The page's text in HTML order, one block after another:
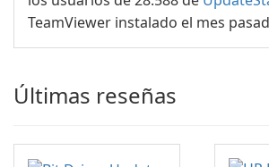
TeamViewer instalado el mes
Últimas reseñas